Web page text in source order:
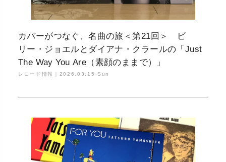
カバーがつなぐ、名曲の旅＜第21回＞ ビ
リー・ジョエルとダイアナ・クラールの「Just
The Way You Are（素顔のままで）」
レコード情報｜ 2026.03.15 Sun